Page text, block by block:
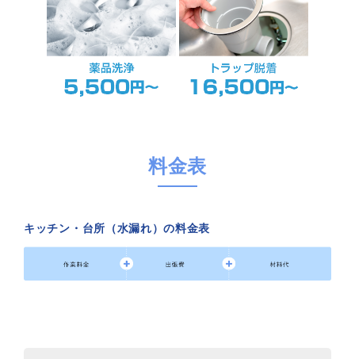
料金表
キッチン・台所（水漏れ）の料金表